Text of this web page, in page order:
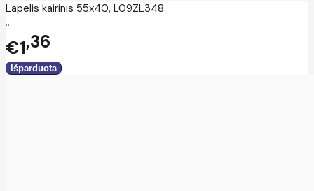
Lapelis kairinis 55x40, L09ZL348
..
€1 36